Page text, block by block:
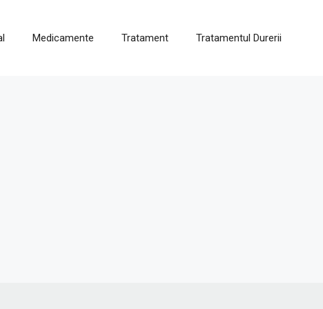
Medicamente Tratament Tratamentul Durerii